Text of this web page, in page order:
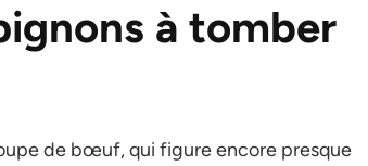
à tomber
de bœuf, qui figure encore presque